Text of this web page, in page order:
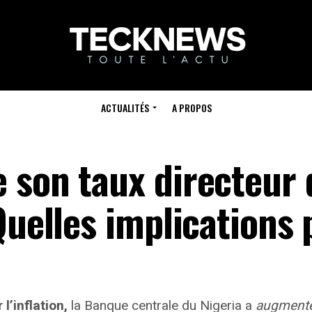
ACTUALITÉS A PROPOS
son taux directeur
implications
l’inflation, la Banque centrale du Nigeria a